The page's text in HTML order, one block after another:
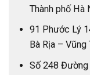
Thành phố Hà
91 Phước Lý
Bà Rịa – Vũng
Số 248 Đường